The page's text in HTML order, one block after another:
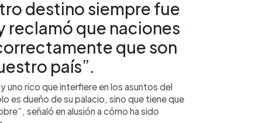
destino siempre fue
reclamó que naciones
que son
país”.
uno rico que interfiere en los asuntos del
es dueño de su palacio, sino que tiene que
señaló en alusión a cómo ha sido